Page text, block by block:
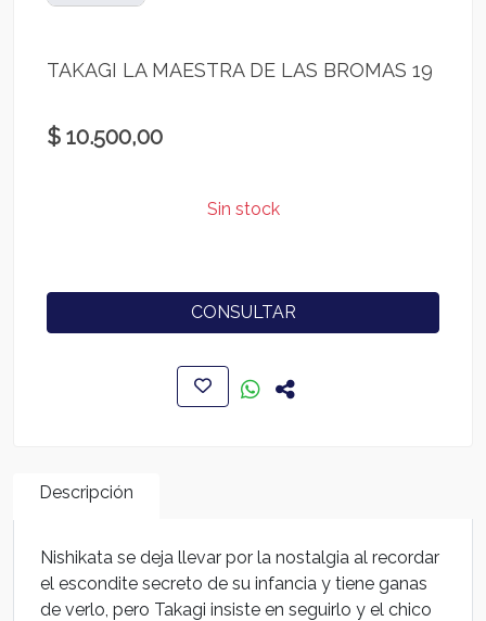
TAKAGI LA MAESTRA DE LAS BROMAS 19
$ 10.500,00
Sin stock
CONSULTAR
Descripción
Nishikata se deja llevar por la nostalgia al recordar
el escondite secreto de su infancia y tiene ganas
de verlo, pero Takagi insiste en seguirlo y el chico